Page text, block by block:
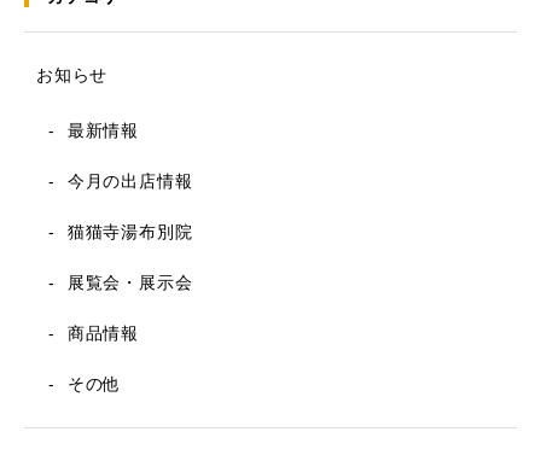
お知らせ
最新情報
今月の出店情報
猫猫寺湯布別院
展覧会・展示会
商品情報
その他